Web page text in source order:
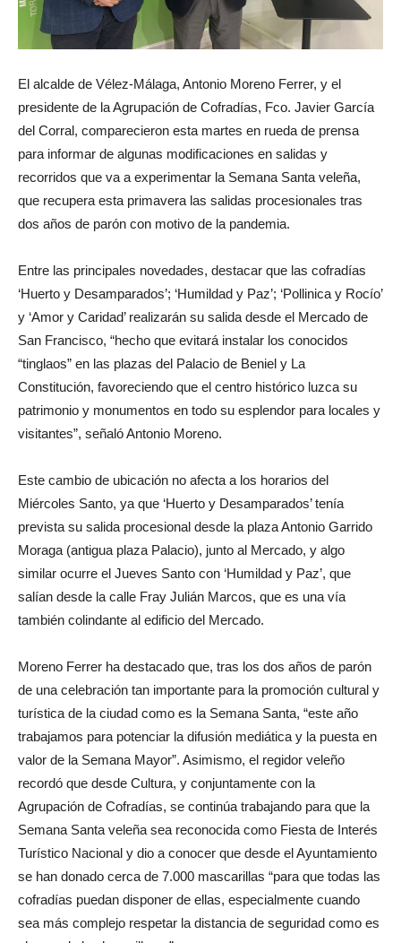
El alcalde de Vélez-Málaga, Antonio Moreno Ferrer, y el
presidente de la Agrupación de Cofradías, Fco. Javier García
del Corral, comparecieron esta martes en rueda de prensa
para informar de algunas modificaciones en salidas y
recorridos que va a experimentar la Semana Santa veleña,
que recupera esta primavera las salidas procesionales tras
dos años de parón con motivo de la pandemia.
Entre las principales novedades, destacar que las cofradías
‘Huerto y Desamparados’; ‘Humildad y Paz’; ‘Pollinica y Rocío’
y ‘Amor y Caridad’ realizarán su salida desde el Mercado de
San Francisco, “hecho que evitará instalar los conocidos
“tinglaos” en las plazas del Palacio de Beniel y La
Constitución, favoreciendo que el centro histórico luzca su
patrimonio y monumentos en todo su esplendor para locales y
visitantes”, señaló Antonio Moreno.
Este cambio de ubicación no afecta a los horarios del
Miércoles Santo, ya que ‘Huerto y Desamparados’ tenía
prevista su salida procesional desde la plaza Antonio Garrido
Moraga (antigua plaza Palacio), junto al Mercado, y algo
similar ocurre el Jueves Santo con ‘Humildad y Paz’, que
salían desde la calle Fray Julián Marcos, que es una vía
también colindante al edificio del Mercado.
Moreno Ferrer ha destacado que, tras los dos años de parón
de una celebración tan importante para la promoción cultural y
turística de la ciudad como es la Semana Santa, “este año
trabajamos para potenciar la difusión mediática y la puesta en
valor de la Semana Mayor”. Asimismo, el regidor veleño
recordó que desde Cultura, y conjuntamente con la
Agrupación de Cofradías, se continúa trabajando para que la
Semana Santa veleña sea reconocida como Fiesta de Interés
Turístico Nacional y dio a conocer que desde el Ayuntamiento
se han donado cerca de 7.000 mascarillas “para que todas las
cofradías puedan disponer de ellas, especialmente cuando
sea más complejo respetar la distancia de seguridad como es